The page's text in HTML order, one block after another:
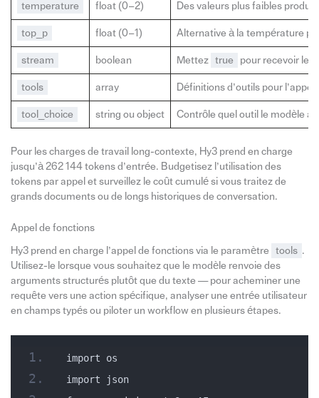
temperature float (0–2) Des valeurs plus faibles
top_p float (0–1) Alternative à la température
stream boolean Mettez true pour recevoir les
tools array Définitions d’outils pour
tool_choice string ou object Contrôle quel outil le modèle
Pour les charges de travail long-contexte, Hy3 prend en charge
jusqu’à 262 144 tokens d’entrée. Budgetisez l’utilisation des
tokens par appel et surveillez le coût cumulé si vous traitez de
grands documents ou de longs historiques de conversation.
Appel de fonctions
Hy3 prend en charge l’appel de fonctions via le paramètre tools .
Utilisez-le lorsque vous souhaitez que le modèle renvoie des
arguments structurés plutôt que du texte — pour acheminer une
requête vers une action spécifique, analyser une entrée utilisateur
en champs typés ou piloter un workflow en plusieurs étapes.
import os
import json